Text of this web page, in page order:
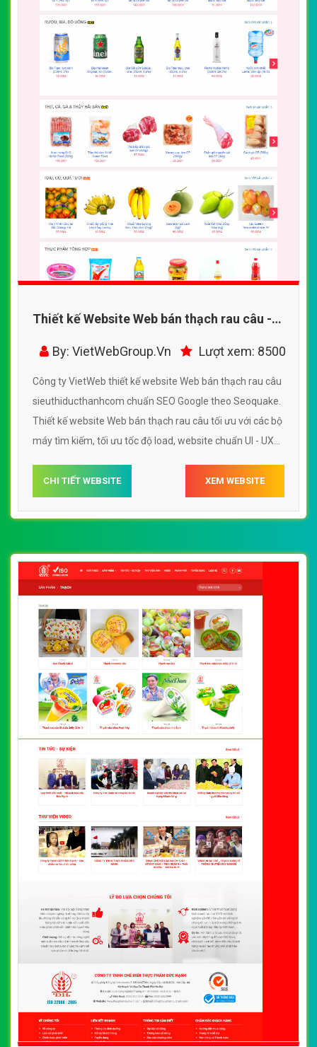
Thiết kế Website Web bán thạch rau câu -
sieuthiducthanhcom
By: VietWebGroup.Vn Lượt xem: 8500
Công ty VietWeb thiết kế website Web bán thạch rau câu
sieuthiducthanhcom chuẩn SEO Google theo Seoquake.
Thiết kế website Web bán thạch rau câu tối ưu với các bộ
máy tìm kiếm, tối ưu tốc độ load, website chuẩn UI - UX
thạch rau câu sieuthiducthanhcom
CHI TIẾT WEBSITE XEM WEBSITE